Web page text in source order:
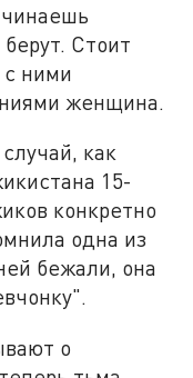
Стоит
ними
женщина.
как
15-
конкретно
одна из
бежали, она
о